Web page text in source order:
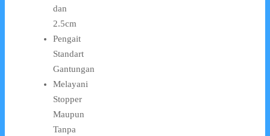
dan
2.5cm
Pengait
Standart
Gantungan
Melayani
Stopper
Maupun
Tanpa